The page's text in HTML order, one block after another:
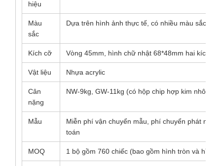
hiệu
Màu
sắc
Dựa trên hình ảnh thực tế, có nhiều màu sắc
Kích cỡ Vòng 45mm, hình chữ nhật 68*48mm hai kích
Vật liệu Nhựa acrylic
Cân
nặng
NW-9kg, GW-11kg (có hộp chip hợp kim nhôm)
Mẫu
Miễn phí vận chuyển mẫu, phí chuyển phát
toán
MOQ 1 bộ gồm 760 chiếc (bao gồm hình tròn và hình